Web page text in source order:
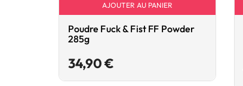
AJOUTER AU PANIER
Poudre Fuck & Fist FF Powder
285g
34,90 €